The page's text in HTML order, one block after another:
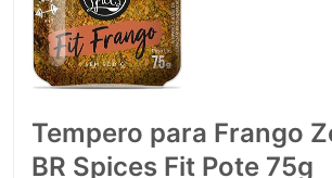
Tempero para Frango
BR Spices Fit Pote 75g